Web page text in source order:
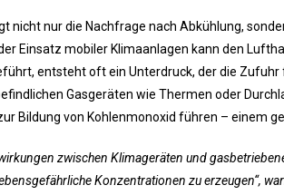
nicht nur die Nachfrage nach Abkühlung,
Einsatz mobiler Klimaanlagen kann den
entsteht oft ein Unterdruck, der die
Gasgeräten wie Thermen oder
Bildung von Kohlenmonoxid führen – einem
zwischen Klimageräten und
Konzentrationen zu erzeugen“,